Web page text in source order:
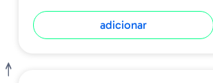
adicionar